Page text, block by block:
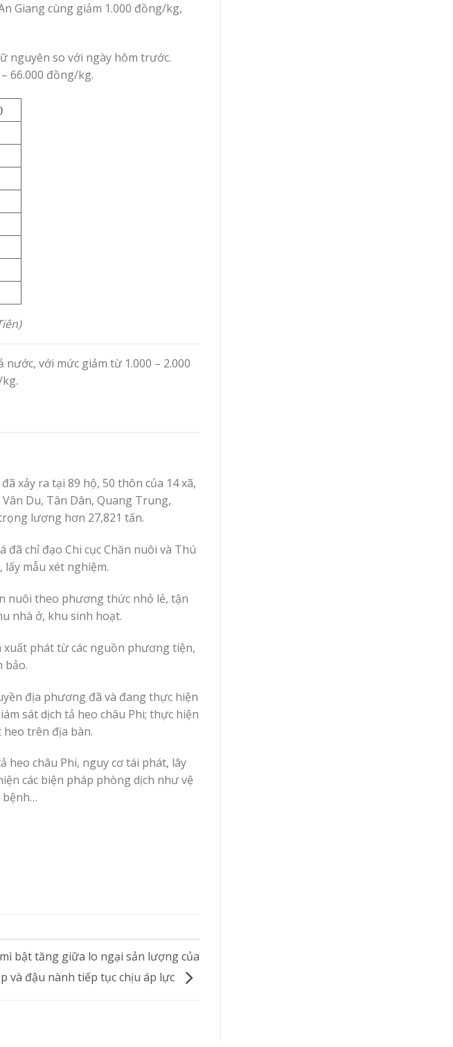
Giang cùng giảm 1.000 đồng/kg,
nguyên so với ngày hôm trước.
66.000 đồng/kg.
với mức giảm từ 1.000 – 2.000
xảy ra tại 89 hộ, 50 thôn của 14 xã,
Du, Tân Dân, Quang Trung,
lượng hơn 27,821 tấn.
chỉ đạo Chi cục Chăn nuôi và Thú
mẫu xét nghiệm.
nuôi theo phương thức nhỏ lẻ, tận
nhà ở, khu sinh hoạt.
xuất phát từ các nguồn phương tiện,
bảo.
địa phương đã và đang thực hiện
sát dịch tả heo châu Phi; thực hiện
trên địa bàn.
châu Phi, nguy cơ tái phát, lây
các biện pháp phòng dịch như vệ
bệnh…
bật tăng giữa lo ngại sản lượng của
và đậu nành tiếp tục chịu áp lực